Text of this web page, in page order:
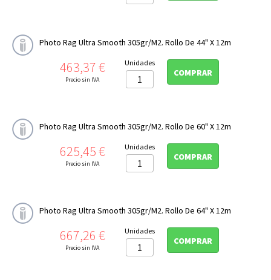
Photo Rag Ultra Smooth 305gr/m2. Rollo De 44" X 12m
Precio
463,37 €
Precio sin IVA
Unidades
COMPRAR
Photo Rag Ultra Smooth 305gr/m2. Rollo De 60" X 12m
Precio
625,45 €
Precio sin IVA
Unidades
COMPRAR
Photo Rag Ultra Smooth 305gr/m2. Rollo De 64" X 12m
Precio
667,26 €
Precio sin IVA
Unidades
COMPRAR